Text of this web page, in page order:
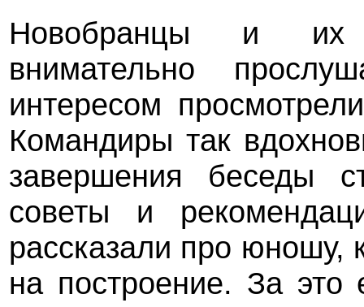
Новобранцы и их
внимательно
интересом
Командиры так
завершения беседы
советы и
рассказали про юношу,
на построение. За это